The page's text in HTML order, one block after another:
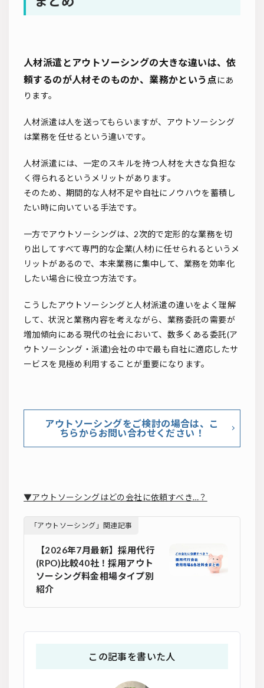
人材派遣とアウトソーシングの大きな違いは、依
頼するのが人材そのものか、業務かという点 にあ
ります。
人材派遣は人を送ってもらいますが、アウトソーシング
は業務を任せるという違いです。
人材派遣には、一定のスキルを持つ人材を大きな負担な
く得られるというメリットがあります。
そのため、期間的な人材不足や自社にノウハウを蓄積し
たい時に向いている手法です。
一方でアウトソーシングは、2次的で定形的な業務を切
り出してすべて専門的な企業(人材)に任せられるというメ
リットがあるので、本来業務に集中して、業務を効率化
したい場合に役立つ方法です。
こうしたアウトソーシングと人材派遣の違いをよく理解
して、状況と業務内容を考えながら、業務委託の需要が
増加傾向にある現代の社会において、数多くある委託(ア
ウトソーシング・派遣)会社の中で最も自社に適応したサ
ービスを見極め利用することが重要になります。
アウトソーシングをご検討の場合は、こ
ちらからお問い合わせください！
▼アウトソーシングはどの会社に依頼すべき…？
「アウトソーシング」関連記事
【2026年7月最新】採用代行
(RPO)比較40社！採用アウト
ソーシング料金相場タイプ別
紹介
この記事を書いた人